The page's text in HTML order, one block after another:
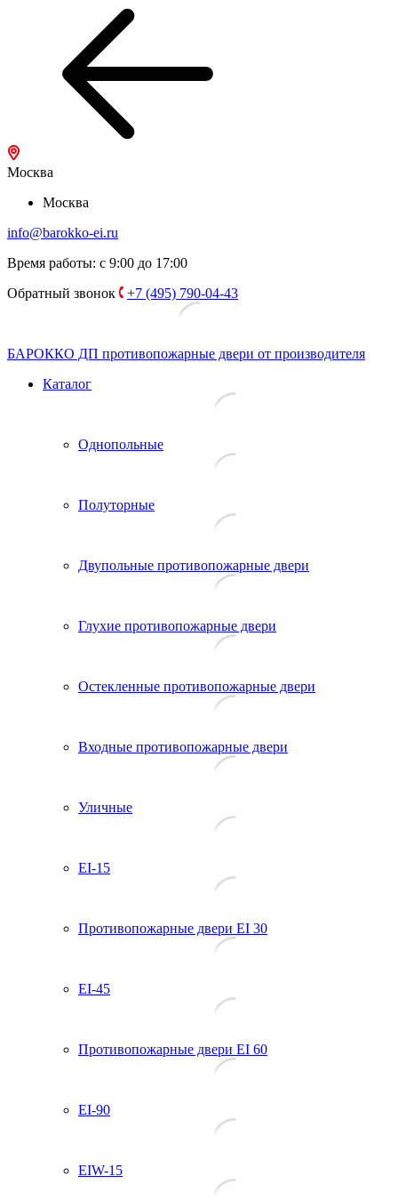
Москва
Москва
info@barokko-ei.ru
Время работы: с 9:00 до 17:00
Обратный звонок
+7 (495) 790-04-43
БАРОККО ДП противопожарные двери от производителя
Каталог
Однопольные
Полуторные
Двупольные противопожарные двери
Глухие противопожарные двери
Остекленные противопожарные двери
Входные противопожарные двери
Уличные
EI-15
Противопожарные двери EI 30
EI-45
Противопожарные двери EI 60
EI-90
EIW-15